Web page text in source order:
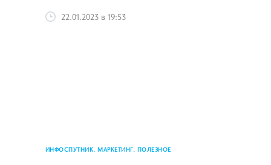
22.01.2023 в 19:53